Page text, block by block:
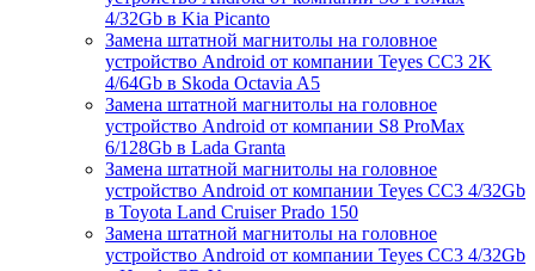
4/32Gb в Kia Picanto
Замена штатной магнитолы на головное
устройство Android от компании Teyes CC3 2K
4/64Gb в Skoda Octavia A5
Замена штатной магнитолы на головное
устройство Android от компании S8 ProMax
6/128Gb в Lada Granta
Замена штатной магнитолы на головное
устройство Android от компании Teyes CC3 4/32Gb
в Toyota Land Cruiser Prado 150
Замена штатной магнитолы на головное
устройство Android от компании Teyes CC3 4/32Gb